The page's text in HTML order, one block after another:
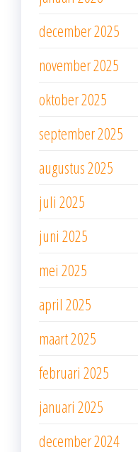
december 2025
november 2025
oktober 2025
september 2025
augustus 2025
juli 2025
juni 2025
mei 2025
april 2025
maart 2025
februari 2025
januari 2025
december 2024